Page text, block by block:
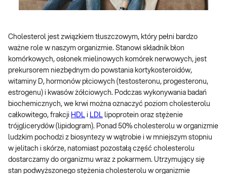
Cholesterol jest związkiem tłuszczowym, który pełni bardzo
ważne role w naszym organizmie. Stanowi składnik błon
komórkowych, osłonek mielinowych komórek nerwowych, jest
prekursorem niezbędnym do powstania kortykosteroidów,
witaminy D, hormonów płciowych (testosteronu, progesteronu,
estrogenu) i kwasów żółciowych. Podczas wykonywania badań
biochemicznych, we krwi można oznaczyć poziom cholesterolu
całkowitego, frakcji HDL i LDL lipoprotein oraz stężenie
trójglicerydów (lipidogram). Ponad 50% cholesterolu w organizmie
ludzkim pochodzi z biosyntezy w wątrobie i w mniejszym stopniu
w jelitach i skórze, natomiast pozostałą część cholesterolu
dostarczamy do organizmu wraz z pokarmem. Utrzymujący się
stan podwyższonego stężenia cholesterolu w organizmie